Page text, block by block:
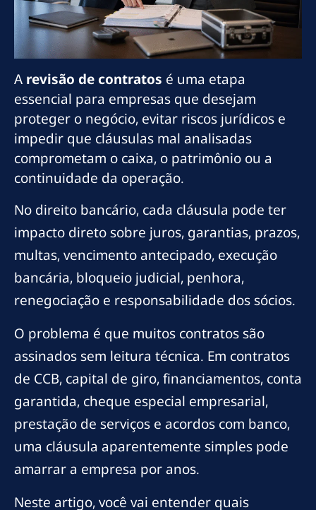
A revisão de contratos é uma etapa
essencial para empresas que desejam
proteger o negócio, evitar riscos jurídicos e
impedir que cláusulas mal analisadas
comprometam o caixa, o patrimônio ou a
continuidade da operação.
No direito bancário, cada cláusula pode ter
impacto direto sobre juros, garantias, prazos,
multas, vencimento antecipado, execução
bancária, bloqueio judicial, penhora,
renegociação e responsabilidade dos sócios.
O problema é que muitos contratos são
assinados sem leitura técnica. Em contratos
de CCB, capital de giro, financiamentos, conta
garantida, cheque especial empresarial,
prestação de serviços e acordos com banco,
uma cláusula aparentemente simples pode
amarrar a empresa por anos.
Neste artigo, você vai entender quais